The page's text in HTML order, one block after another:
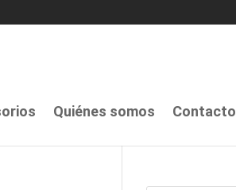
Quiénes somos Contacto